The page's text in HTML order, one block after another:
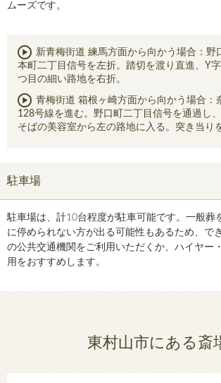
ムーズです。
新青梅街道 練馬方面から向かう場合：野
本町二丁目信号を左折。踏切を渡り直進、Y
つ目の細い路地を右折。
青梅街道 箱根ヶ崎方面から向かう場合：
128号線を進む。野口町二丁目信号を通過し
そばの美容室から左の路地に入る。突き当り
駐車場
駐車場は、計10台程度が駐車可能です。一般葬
に停められない方が出る可能性もあるため、で
の公共交通機関をご利用いただくか、ハイヤー
用をおすすめします。
東村山市にある斎